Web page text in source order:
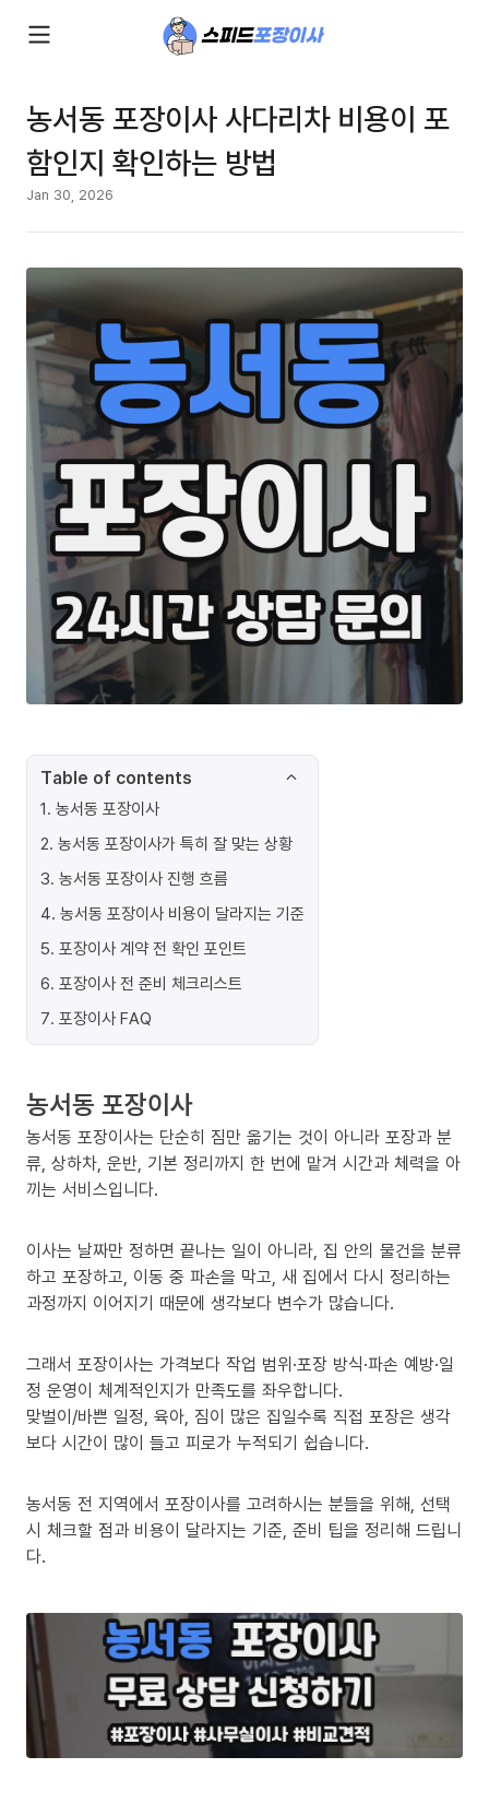
농서동 포장이사 사다리차 비용이 포
함인지 확인하는 방법
Jan 30, 2026
Table of contents
1. 농서동 포장이사
2. 농서동 포장이사가 특히 잘 맞는 상황
3. 농서동 포장이사 진행 흐름
4. 농서동 포장이사 비용이 달라지는 기준
5. 포장이사 계약 전 확인 포인트
6. 포장이사 전 준비 체크리스트
7. 포장이사 FAQ
농서동 포장이사
농서동 포장이사는 단순히 짐만 옮기는 것이 아니라 포장과 분
류, 상하차, 운반, 기본 정리까지 한 번에 맡겨 시간과 체력을 아
끼는 서비스입니다.
이사는 날짜만 정하면 끝나는 일이 아니라, 집 안의 물건을 분류
하고 포장하고, 이동 중 파손을 막고, 새 집에서 다시 정리하는
과정까지 이어지기 때문에 생각보다 변수가 많습니다.
그래서 포장이사는 가격보다 작업 범위·포장 방식·파손 예방·일
정 운영이 체계적인지가 만족도를 좌우합니다.
맞벌이/바쁜 일정, 육아, 짐이 많은 집일수록 직접 포장은 생각
보다 시간이 많이 들고 피로가 누적되기 쉽습니다.
농서동 전 지역에서 포장이사를 고려하시는 분들을 위해, 선택
시 체크할 점과 비용이 달라지는 기준, 준비 팁을 정리해 드립니
다.